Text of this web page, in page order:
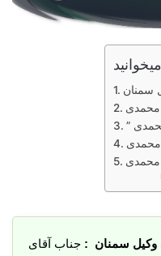
سمنان
محمدی
محمدی
سمنان : جناب آقای